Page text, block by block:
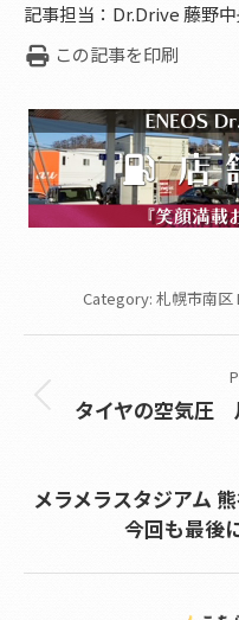
記事担当：Dr.Drive 藤野
この記事を印刷
Category: 札幌市南区
navigation
タイヤの空気圧
メラメラスタジアム
今回も最後